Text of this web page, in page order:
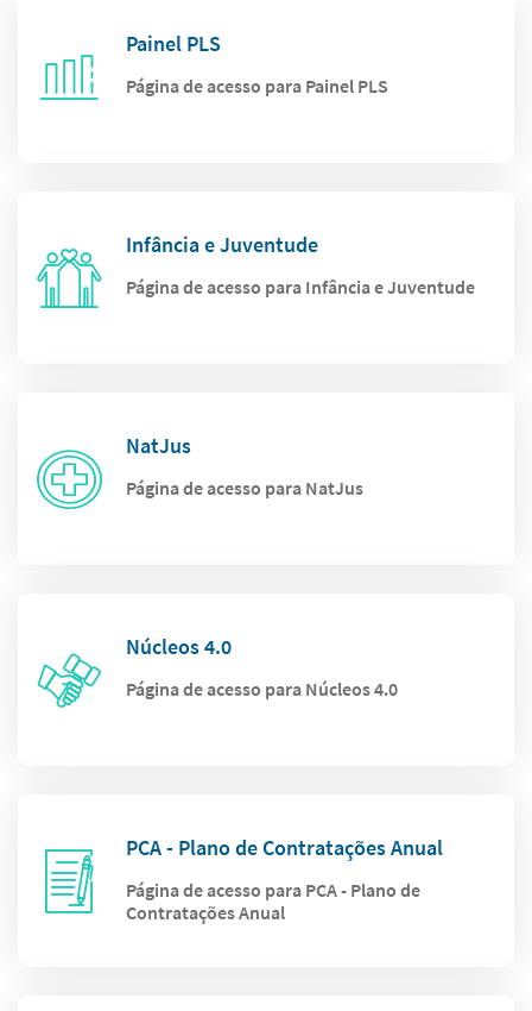
Painel PLS
Página de acesso para Painel PLS
Infância e Juventude
Página de acesso para Infância e Juventude
NatJus
Página de acesso para NatJus
Núcleos 4.0
Página de acesso para Núcleos 4.0
PCA - Plano de Contratações Anual
Página de acesso para PCA - Plano de
Contratações Anual